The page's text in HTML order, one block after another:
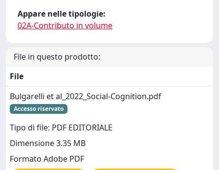
Appare nelle tipologie:
02A-Contributo in volume
File in questo prodotto:
File
Bulgarelli et al_2022_Social-Cognition.pdf
Accesso riservato
Tipo di file: PDF EDITORIALE
Dimensione 3.35 MB
Formato Adobe PDF